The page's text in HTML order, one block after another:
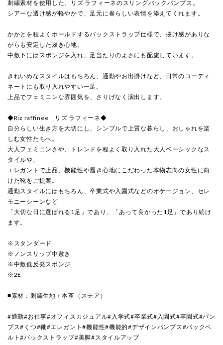
刺繍素材を使用した、リズ ラフィーネのスリングバックパンプス。
シアーな透け感が軽やかで、足元に春らしい表情を添えてくれます。
かかとを程よくホールドするバックストラップ仕様で、抜け感がありな
がらも安定した履き心地。
中敷下にはスポンジを入れ、足当たりのよさにも配慮しています。
きれいめなスタイルはもちろん、通勤やお出掛けなど、日常のコーディ
ネートにも取り入れやすい一足。
上品でフェミニンな雰囲気を、さりげなく演出します。
◆Riz raffinee リズ ラフィーネ◆
自分らしい生き方を大切にし、シンプルで上質な暮らし、おしゃれを楽
しむ女性たちへ。
大人フェミニンさや、トレンドを程よく取り入れた大人ベーシックなス
タイルや、
エレガントで上品、機能性や履き心地にこだわった本物志向の女性に向
けた靴をご提案。
通勤スタイルにはもちろん、卒業式や入園式などのオケージョン、セレ
モニーシーンなど
「大切な日に選ばれる1足」であり、「あって良かった1足」であり続け
ます。
※スタンダード
※ノンスリップ中敷き
※中敷低反発スポンジ
※2E
■素材：刺繍生地＋本革（ステア）
#通勤#お仕事#オフィスカジュアル#入学式#卒業式#入園式#卒園式#パン
プス#くつ#靴#エレガント#機能性#機能的#デザインパンプス#バックベ
ルト#バックストラップ#美脚#スタイルアップ